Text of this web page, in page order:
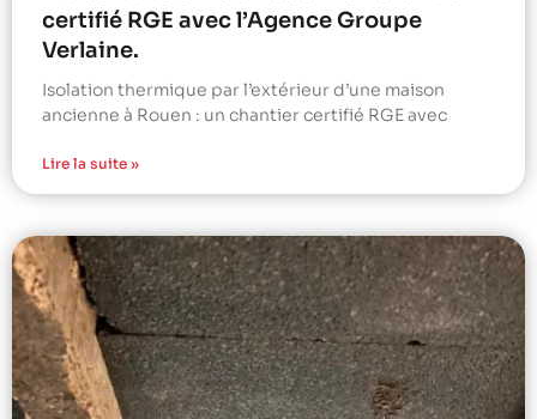
certifié RGE avec l’Agence Groupe
Verlaine.
Isolation thermique par l’extérieur d’une maison
ancienne à Rouen : un chantier certifié RGE avec
Lire la suite »